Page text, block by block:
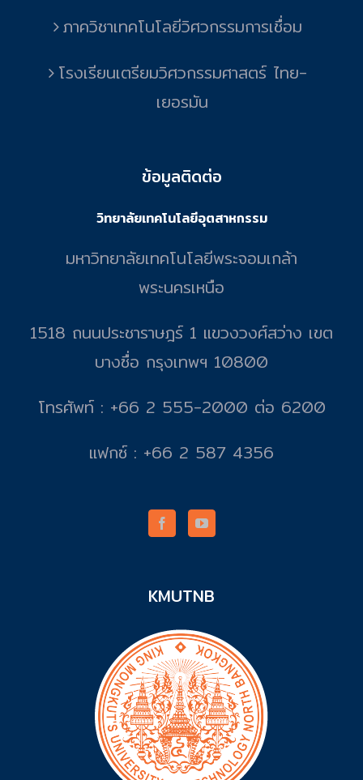
ภาควิชาเทคโนโลยีวิศวกรรมการเชื่อม
โรงเรียนเตรียมวิศวกรรมศาสตร์ ไทย-
เยอรมัน
ข้อมูลติดต่อ
วิทยาลัยเทคโนโลยีอุตสาหกรรม
มหาวิทยาลัยเทคโนโลยีพระจอมเกล้า
พระนครเหนือ
1518 ถนนประชาราษฎร์ 1 แขวงวงศ์สว่าง เขต
บางซื่อ กรุงเทพฯ 10800
โทรศัพท์ : +66 2 555-2000 ต่อ 6200
แฟกซ์ : +66 2 587 4356
KMUTNB